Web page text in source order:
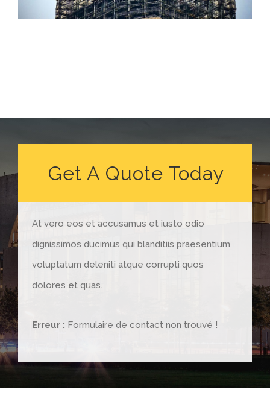
Get A Quote Today
At vero eos et accusamus et iusto odio
dignissimos ducimus qui blanditiis praesentium
voluptatum deleniti atque corrupti quos
dolores et quas.
Erreur : Formulaire de contact non trouvé !